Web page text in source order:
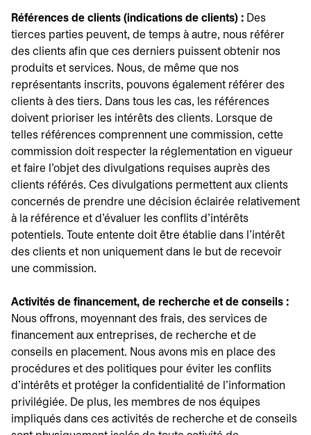
Références de clients (indications de clients) : Des
tierces parties peuvent, de temps à autre, nous référer
des clients afin que ces derniers puissent obtenir nos
produits et services. Nous, de même que nos
représentants inscrits, pouvons également référer des
clients à des tiers. Dans tous les cas, les références
doivent prioriser les intérêts des clients. Lorsque de
telles références comprennent une commission, cette
commission doit respecter la réglementation en vigueur
et faire l'objet des divulgations requises auprès des
clients référés. Ces divulgations permettent aux clients
concernés de prendre une décision éclairée relativement
à la référence et d'évaluer les conflits d'intérêts
potentiels. Toute entente doit être établie dans l'intérêt
des clients et non uniquement dans le but de recevoir
une commission.
Activités de financement, de recherche et de conseils :
Nous offrons, moyennant des frais, des services de
financement aux entreprises, de recherche et de
conseils en placement. Nous avons mis en place des
procédures et des politiques pour éviter les conflits
d'intérêts et protéger la confidentialité de l'information
privilégiée. De plus, les membres de nos équipes
impliqués dans ces activités de recherche et de conseils